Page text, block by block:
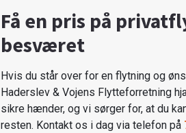
Få en pris på
besværet
Hvis du står over for en flytning og
Haderslev & Vojens Flytteforretning
sikre hænder, og vi sørger for, at du
resten. Kontakt os i dag via telefon på